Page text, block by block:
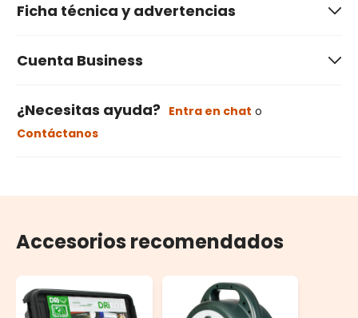
Ficha técnica y advertencias
Cuenta Business
¿Necesitas ayuda? Entra en chat o
Contáctanos
Accesorios recomendados